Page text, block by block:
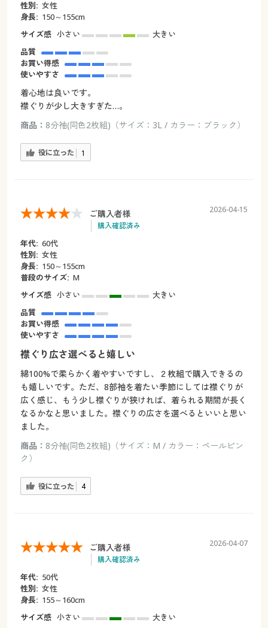
性別: 女性
身長: 150～155cm
サイズ感 小さい
大きい
品質
お買い得感
使いやすさ
着心地は良いです。
襟ぐりが少し大きすぎた…。
商品： 8分袖(同色2枚組)（サイズ：3L / カラー：ブラック）
役に立った 1
ご購入者様
購入確認済み
2026-04-15
年代: 60代
性別: 女性
身長: 150～155cm
普段のサイズ: M
サイズ感 小さい
大きい
品質
お買い得感
使いやすさ
襟ぐり広さ選べると嬉しい
綿100%で柔らかく着やすいですし、２枚組で購入できるの
も嬉しいです。ただ、8部袖を着たい季節にしては襟ぐりが
広く感じ、もう少し襟ぐりが狭ければ、着られる期間が長く
なるかなと思いました。襟ぐりの広さを選べるといいと思い
ました。
商品： 8分袖(同色2枚組)（サイズ：M / カラー：ペールピン
ク）
役に立った 4
ご購入者様
購入確認済み
2026-04-07
年代: 50代
性別: 女性
身長: 155～160cm
サイズ感 小さい
大きい